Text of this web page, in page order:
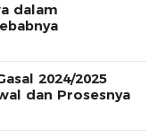
dalam
2024/2025
dan Prosesnya